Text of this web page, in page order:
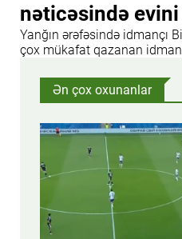
nəticəsində
Yanğın ərəfəsində idmançı
çox mükafat qazanan
Ən çox oxunanlar